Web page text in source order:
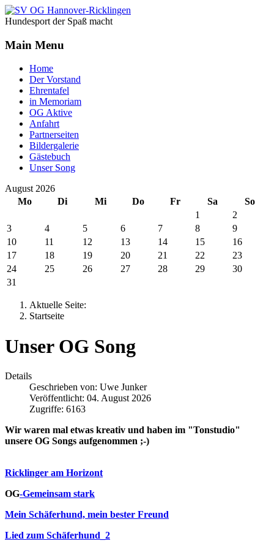
Hundesport der Spaß macht
Main Menu
Home
Der Vorstand
Ehrentafel
in Memoriam
OG Aktive
Anfahrt
Partnerseiten
Bildergalerie
Gästebuch
Unser Song
Jahr
Monat
Jahr
Monat
August 2026
Mo
Di Mi Do Fr Sa
So
1
2
3
4 5 6 7 8
9
10
11 12 13 14 15
16
17
18 19 20 21 22
23
24
25 26 27 28 29
30
31
Aktuelle Seite:
Startseite
Unser OG Song
Details
Geschrieben von: Uwe Junker
Veröffentlicht: 04. August 2026
Zugriffe: 6163
Wir waren mal etwas kreativ und haben im "Tonstudio"
unsere OG Songs aufgenommen ;-)
Ricklinger am Horizont
OG-Gemeinsam stark
Mein Schäferhund, mein bester Freund
Lied zum Schäferhund_2